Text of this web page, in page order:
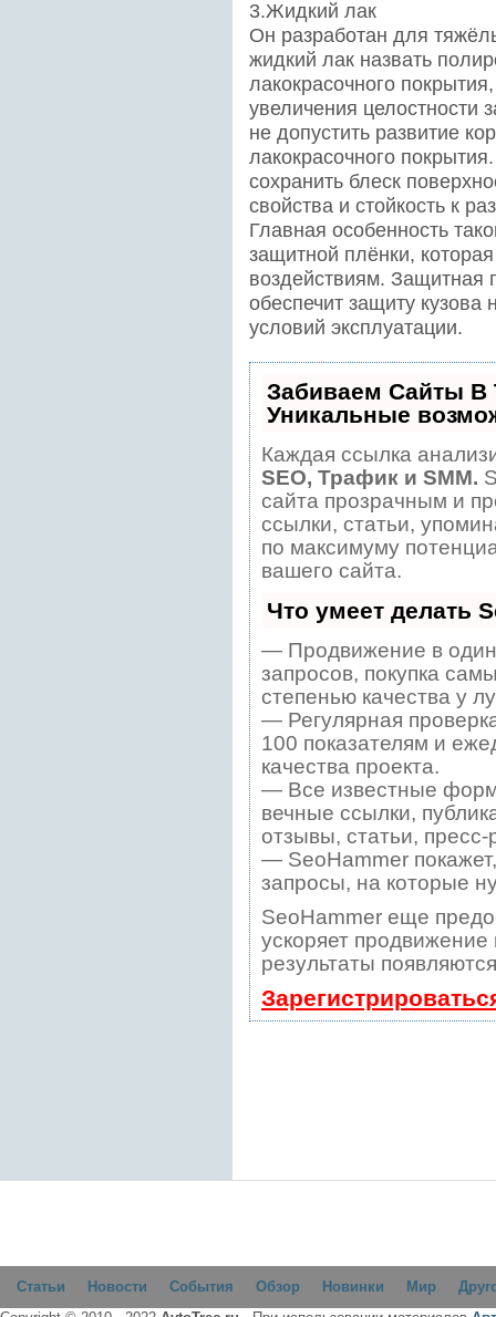
3.Жидкий лак
Он разработан для
жидкий лак назвать
лакокрасочного
увеличения целостности
не допустить развитие
лакокрасочного
сохранить блеск
свойства и стойкость к
Главная особенность
защитной плёнки,
воздействиям. Защитная
обеспечит защиту кузова
условий эксплуатации.
Забиваем Сайты
Уникальные
Каждая ссылка
SEO, Трафик и SMM.
сайта прозрачным и
ссылки, статьи,
по максимуму
вашего сайта.
Что умеет делать
— Продвижение в один
запросов, покупка
степенью качества у
— Регулярная
100 показателям и
качества проекта.
— Все известные
вечные ссылки,
отзывы, статьи,
— SeoHammer
запросы, на которые
SeoHammer еще
ускоряет
результаты
Статьи Новости События Обзор Новинки Мир